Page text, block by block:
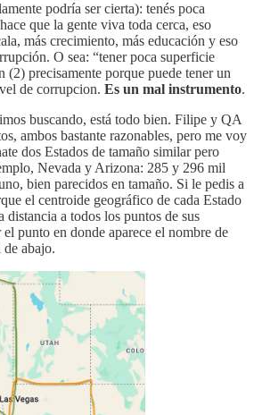
podría ser cierta): tenés poca
que la gente viva toda cerca, eso
más crecimiento, más educación y eso
O sea: “tener poca superficie
(2) precisamente porque puede tener un
de corrupcion. Es un mal instrumento.
buscando, está todo bien. Filipe y QA
ambos bastante razonables, pero me voy
dos Estados de tamaño similar pero
Nevada y Arizona: 285 y 296 mil
bien parecidos en tamaño. Si le pedis a
el centroide geográfico de cada Estado
a todos los puntos de sus
punto en donde aparece el nombre de
de abajo.